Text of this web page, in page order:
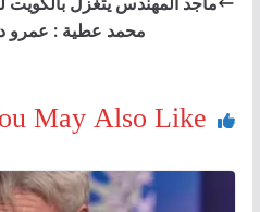
محمد عطية : عمرو
May Also Like